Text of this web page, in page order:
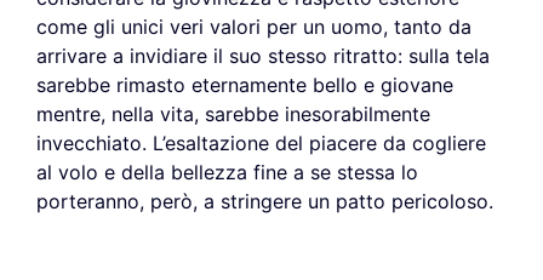
come gli unici veri valori per un uomo, tanto da
arrivare a invidiare il suo stesso ritratto: sulla tela
sarebbe rimasto eternamente bello e giovane
mentre, nella vita, sarebbe inesorabilmente
invecchiato. L’esaltazione del piacere da cogliere
al volo e della bellezza fine a se stessa lo
porteranno, però, a stringere un patto pericoloso.